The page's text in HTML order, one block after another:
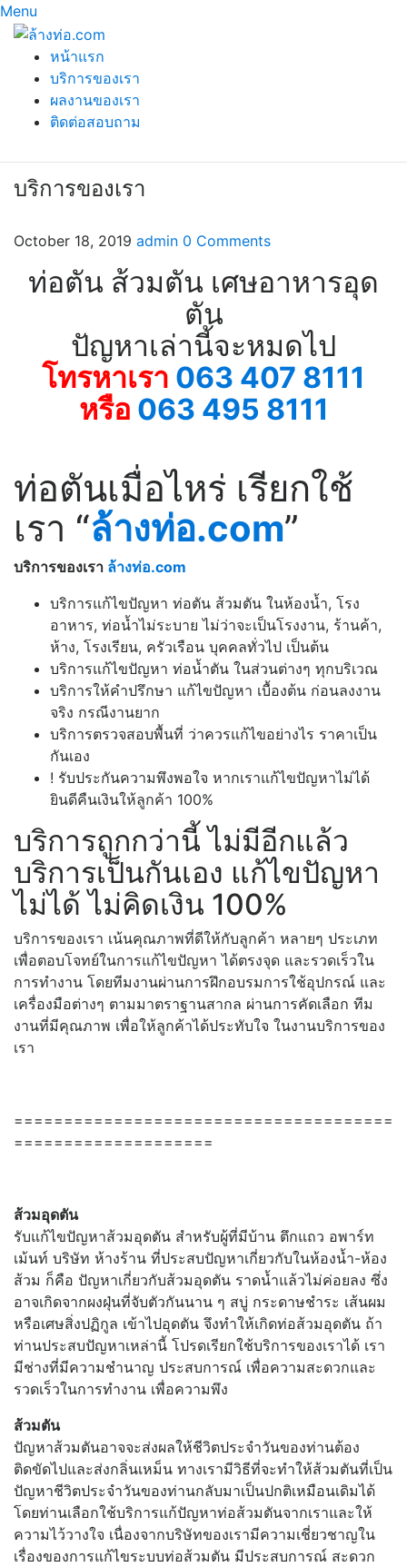
Menu
หน้าแรก
บริการของเรา
ผลงานของเรา
ติดต่อสอบถาม
บริการของเรา
October 18, 2019 admin 0 Comments
ท่อตัน ส้วมตัน เศษอาหารอุด
ตัน
ปัญหาเล่านี้จะหมดไป
โทรหาเรา 063 407 8111
หรือ 063 495 8111
ท่อตันเมื่อไหร่ เรียกใช้
เรา “ล้างท่อ.com”
บริการของเรา ล้างท่อ.com
บริการแก้ไขปัญหา ท่อตัน ส้วมตัน ในห้องน้ำ, โรง
อาหาร, ท่อน้ำไม่ระบาย ไม่ว่าจะเป็นโรงงาน, ร้านค้า,
ห้าง, โรงเรียน, ครัวเรือน บุคคลทั่วไป เป็นต้น
บริการแก้ไขปัญหา ท่อน้ำตัน ในส่วนต่างๆ ทุกบริเวณ
บริการให้คำปรึกษา แก้ไขปัญหา เบื้องต้น ก่อนลงงาน
จริง กรณีงานยาก
บริการตรวจสอบพื้นที่ ว่าควรแก้ไขอย่างไร ราคาเป็น
กันเอง
! รับประกันความพึงพอใจ หากเราแก้ไขปัญหาไม่ได้
ยินดีคืนเงินให้ลูกค้า 100%
บริการถูกกว่านี้ ไม่มีอีกแล้ว
บริการเป็นกันเอง แก้ไขปัญหา
ไม่ได้ ไม่คิดเงิน 100%
บริการของเรา เน้นคุณภาพที่ดีให้กับลูกค้า หลายๆ ประเภท
เพื่อตอบโจทย์ในการแก้ไขปัญหา ได้ตรงจุด และรวดเร็วใน
การทำงาน โดยทีมงานผ่านการฝึกอบรมการใช้อุปกรณ์ และ
เครื่องมือต่างๆ ตามมาตราฐานสากล ผ่านการคัดเลือก ทีม
งานที่มีคุณภาพ เพื่อให้ลูกค้าได้ประทับใจ ในงานบริการของ
เรา
======================================
====================
ส้วมอุดตัน
รับแก้ไขปัญหาส้วมอุดตัน สำหรับผู้ที่มีบ้าน ตึกแถว อพาร์ท
เม้นท์ บริษัท ห้างร้าน ที่ประสบปัญหาเกี่ยวกับในห้องน้ำ-ห้อง
ส้วม ก็คือ ปัญหาเกี่ยวกับส้วมอุดตัน ราดน้ำแล้วไม่ค่อยลง ซึ่ง
อาจเกิดจากผงฝุ่นที่จับตัวกันนาน ๆ สบู่ กระดาษชำระ เส้นผม
หรือเศษสิ่งปฏิกูล เข้าไปอุดตัน จึงทำให้เกิดท่อส้วมอุดตัน ถ้า
ท่านประสบปัญหาเหล่านี้ โปรดเรียกใช้บริการของเราได้ เรา
มีช่างที่มีความชำนาญ ประสบการณ์ เพื่อความสะดวกและ
รวดเร็วในการทำงาน เพื่อความพึง
ส้วมตัน
ปัญหาส้วมตันอาจจะส่งผลให้ชีวิตประจำวันของท่านต้อง
ติดขัดไปและส่งกลิ่นเหม็น ทางเรามีวิธีที่จะทำให้ส้วมตันที่เป็น
ปัญหาชีวิตประจำวันของท่านกลับมาเป็นปกติเหมือนเดิมได้
โดยท่านเลือกใช้บริการแก้ปัญหาท่อส้วมตันจากเราและให้
ความไว้วางใจ เนื่องจากบริษัทของเรามีความเชี่ยวชาญใน
เรื่องของการแก้ไขระบบท่อส้วมตัน มีประสบการณ์ สะดวก